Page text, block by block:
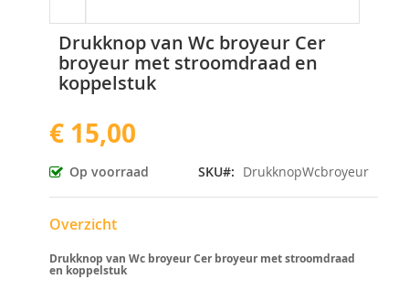
Drukknop van Wc broyeur Cer
broyeur met stroomdraad en
koppelstuk
€ 15,00
Op voorraad SKU DrukknopWcbroyeur
Overzicht
Drukknop van Wc broyeur Cer broyeur met stroomdraad
en koppelstuk
naar
het
begin
de
afbeeldingen-